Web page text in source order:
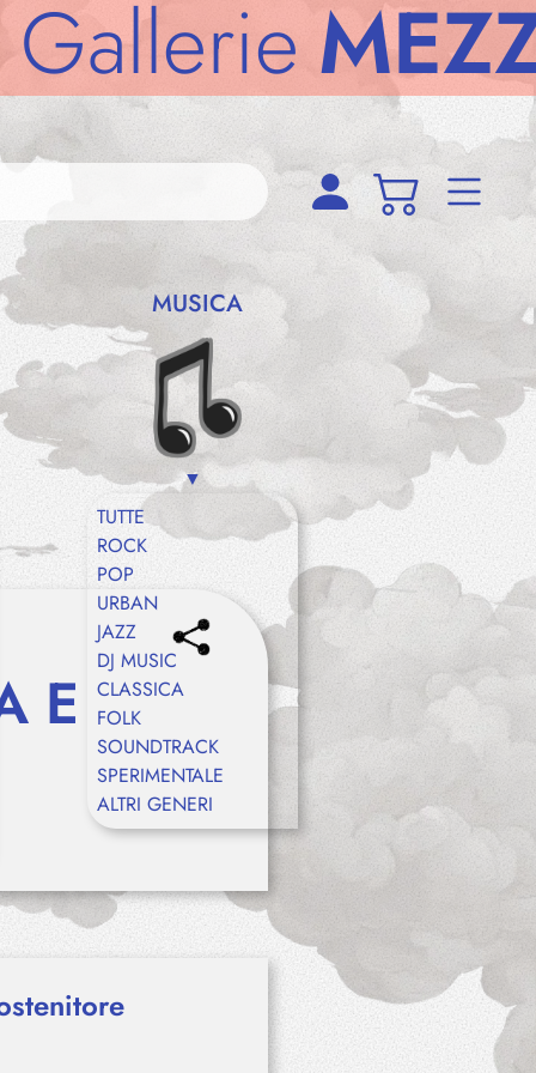
MUSICA
TUTTE
ROCK
POP
URBAN
JAZZ
DJ MUSIC
CLASSICA
FOLK
SOUNDTRACK
SPERIMENTALE
ALTRI GENERI
E